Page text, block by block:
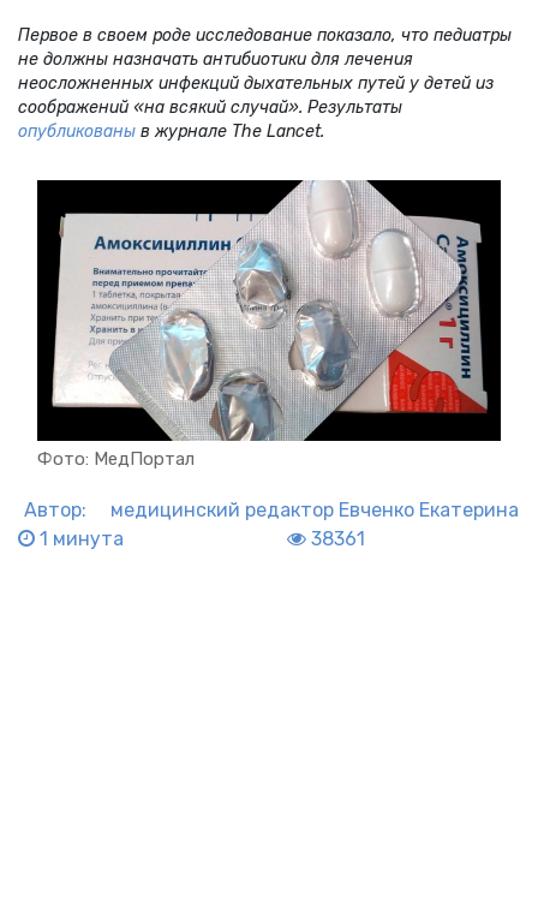
Первое в своем роде исследование показало, что педиатры
не должны назначать антибиотики для лечения
неосложненных инфекций дыхательных путей у детей из
соображений «на всякий случай». Результаты
опубликованы в журнале The Lancet.
Фото: МедПортал
Автор: медицинский редактор Евченко Екатерина
1 минута
38361